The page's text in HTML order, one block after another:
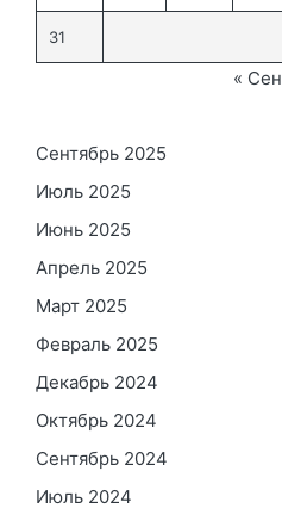
31
« Сен
Сентябрь 2025
Июль 2025
Июнь 2025
Апрель 2025
Март 2025
Февраль 2025
Декабрь 2024
Октябрь 2024
Сентябрь 2024
Июль 2024